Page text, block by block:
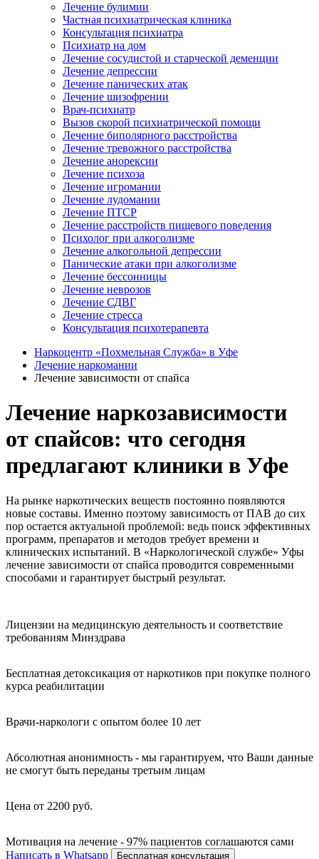
Лечение булимии
Частная психиатрическая клиника
Консультация психиатра
Психиатр на дом
Лечение сосудистой и старческой деменции
Лечение депрессии
Лечение панических атак
Лечение шизофрении
Врач-психиатр
Вызов скорой психиатрической помощи
Лечение биполярного расстройства
Лечение тревожного расстройства
Лечение анорексии
Лечение психоза
Лечение игромании
Лечение лудомании
Лечение ПТСР
Лечение расстройств пищевого поведения
Психолог при алкоголизме
Лечение алкогольной депрессии
Панические атаки при алкоголизме
Лечение бессонницы
Лечение неврозов
Лечение СДВГ
Лечение стресса
Консультация психотерапевта
Наркоцентр «Похмельная Служба» в Уфе
Лечение наркомании
Лечение зависимости от спайса
Лечение наркозависимости
от спайсов: что сегодня
предлагают клиники в Уфе
На рынке наркотических веществ постоянно появляются
новые составы. Именно поэтому зависимость от ПАВ до сих
пор остается актуальной проблемой: ведь поиск эффективных
программ, препаратов и методов требует времени и
клинических испытаний. В «Наркологической службе» Уфы
лечение зависимости от спайса проводится современными
способами и гарантирует быстрый результат.
Лицензии на медицинскую деятельность и соответствие
требованиям Минздрава
Бесплатная детоксикация от наркотиков при покупке полного
курса реабилитации
Врачи-наркологи с опытом более 10 лет
Абсолютная анонимность - мы гарантируем, что Ваши данные
не смогут быть переданы третьим лицам
Цена от 2200 руб.
Мотивация на лечение - 97% пациентов соглашаются сами
Написать в Whatsapp
Бесплатная консультация